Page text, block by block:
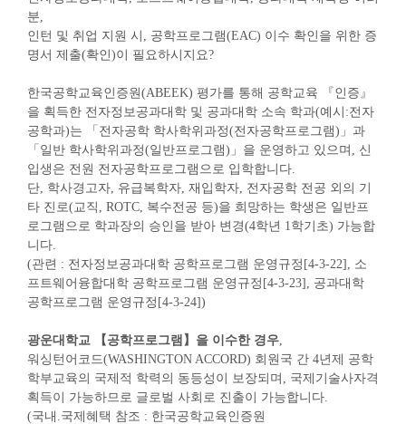
분,
인턴 및 취업 지원 시, 공학프로그램(EAC) 이수 확인을 위한 증
명서 제출(확인)이 필요하시지요?
한국공학교육인증원(ABEEK) 평가를 통해 공학교육 『인증』
을 획득한 전자정보공과대학 및 공과대학 소속 학과(예시:전자
공학과)는 「전자공학 학사학위과정(전자공학프로그램)」과
「일반 학사학위과정(일반프로그램)」을 운영하고 있으며, 신
입생은 전원 전자공학프로그램으로 입학합니다.
단, 학사경고자, 유급복학자, 재입학자, 전자공학 전공 외의 기
타 진로(교직, ROTC, 복수전공 등)을 희망하는 학생은 일반프
로그램으로 학과장의 승인을 받아 변경(4학년 1학기초) 가능합
니다.
(관련 : 전자정보공과대학 공학프로그램 운영규정[4-3-22], 소
프트웨어융합대학 공학프로그램 운영규정[4-3-23], 공과대학
공학프로그램 운영규정[4-3-24])
광운대학교 【공학프로그램】을 이수한 경우,
워싱턴어코드(WASHINGTON ACCORD) 회원국 간 4년제 공학
학부교육의 국제적 학력의 동등성이 보장되며, 국제기술사자격
획득이 가능하므로 글로벌 사회로 진출이 가능합니다.
(국내.국제혜택 참조 : 한국공학교육인증원